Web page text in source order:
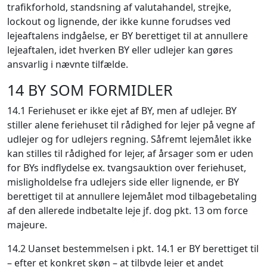
trafikforhold, standsning af valutahandel, strejke,
lockout og lignende, der ikke kunne forudses ved
lejeaftalens indgåelse, er BY berettiget til at annullere
lejeaftalen, idet hverken BY eller udlejer kan gøres
ansvarlig i nævnte tilfælde.
14 BY SOM FORMIDLER
14.1 Feriehuset er ikke ejet af BY, men af udlejer. BY
stiller alene feriehuset til rådighed for lejer på vegne af
udlejer og for udlejers regning. Såfremt lejemålet ikke
kan stilles til rådighed for lejer, af årsager som er uden
for BYs indflydelse ex. tvangsauktion over feriehuset,
misligholdelse fra udlejers side eller lignende, er BY
berettiget til at annullere lejemålet mod tilbagebetaling
af den allerede indbetalte leje jf. dog pkt. 13 om force
majeure.
14.2 Uanset bestemmelsen i pkt. 14.1 er BY berettiget til
– efter et konkret skøn – at tilbyde lejer et andet